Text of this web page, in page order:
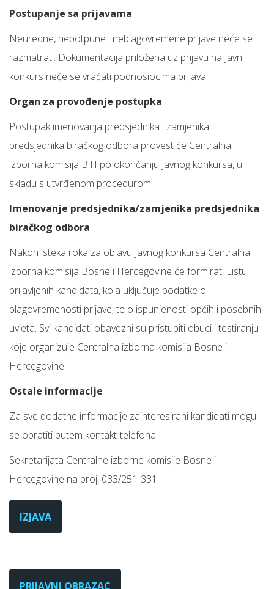
Postupanje sa prijavama
Neuredne, nepotpune i neblagovremene prijave neće se
razmatrati. Dokumentacija priložena uz prijavu na Javni
konkurs neće se vraćati podnosiocima prijava.
Organ za provođenje postupka
Postupak imenovanja predsjednika i zamjenika
predsjednika biračkog odbora provest će Centralna
izborna komisija BiH po okončanju Javnog konkursa, u
skladu s utvrđenom procedurom.
Imenovanje predsjednika/zamjenika predsjednika
biračkog odbora
Nakon isteka roka za objavu Javnog konkursa Centralna
izborna komisija Bosne i Hercegovine će formirati Listu
prijavljenih kandidata, koja uključuje podatke o
blagovremenosti prijave, te o ispunjenosti općih i posebnih
uvjeta. Svi kandidati obavezni su pristupiti obuci i testiranju
koje organizuje Centralna izborna komisija Bosne i
Hercegovine.
Ostale informacije
Za sve dodatne informacije zainteresirani kandidati mogu
se obratiti putem kontakt-telefona
Sekretarijata Centralne izborne komisije Bosne i
Hercegovine na broj: 033/251-331.
IZJAVA
PRIJAVNI OBRAZAC